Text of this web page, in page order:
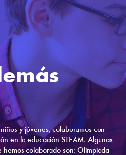
y jóvenes, colaboramos con
en la educación STEAM. Algunas
hemos colaborado son: Olimpiada